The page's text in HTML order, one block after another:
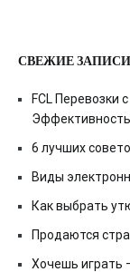
СВЕЖИЕ ЗАПИСИ
FCL Перевозки
Эффективность
6 лучших
Виды
Как выбрать
Продаются
Хочешь играть